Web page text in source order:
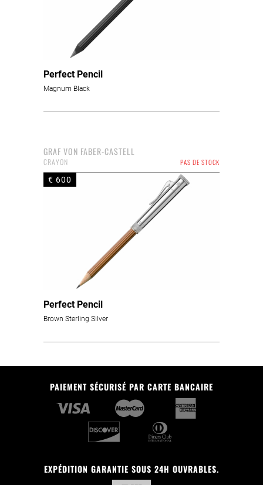
Perfect Pencil
Magnum Black
GRAF VON FABER-CASTELL
PAS DE STOCK
CRAYON
€ 600
Perfect Pencil
Brown Sterling Silver
PAIEMENT SÉCURISÉ PAR CARTE BANCAIRE
EXPÉDITION GARANTIE SOUS 24H OUVRABLES.